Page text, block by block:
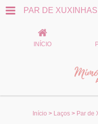
PAR DE
INÍCIO
Início > Laços > Par de